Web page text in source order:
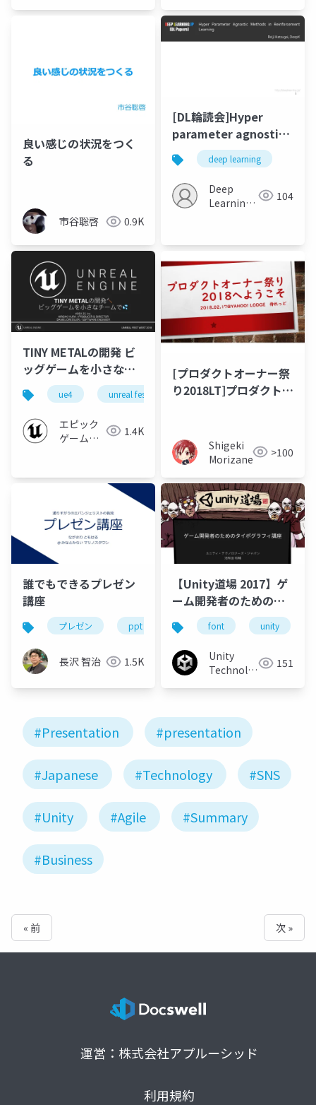
University)
良い感じの状況をつく
る
市谷聡啓 0.9K
[DL輪読会]Hyper
parameter agnostic
methods in
reinforcement
learning
deep learning
Deep
Learning
104
TINY METALの開発 ビ
ッグゲームを小さなチ
ームで【UNREAL FEST
WEST 2018】
ue4 unreal fest unreal fest west 2018
エピック
ゲームズ
1.4K
[プロダクトオーナー祭
り2018LT]プロダクトオ
Shigeki
Morizane
>100
誰でもできるプレゼン
講座
プレゼン ppt presentation powerpoint
長沢 智治 1.5K
【Unity道場 2017】ゲ
ーム開発者のためのタ
イポグラフィ講座
font unity
Unity
Technologies 151
#Presentation #presentation
#Japanese #Technology #SNS
#Unity #Agile #Summary
#Business
« 前 次 »
運営：株式会社アプルーシッド
利用規約